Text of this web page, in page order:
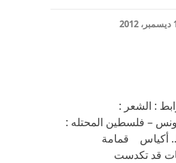
2012
: الشعر :
– فلسطين المحتله :
أكياس قمامة
قد تكدست